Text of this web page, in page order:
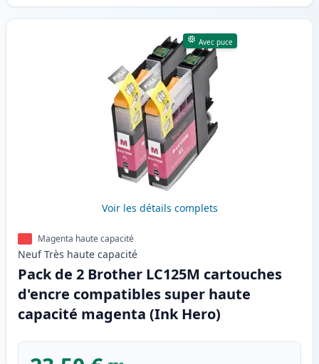
Avec puce
Voir les détails complets
Magenta haute capacité
Neuf Très haute capacité
Pack de 2 Brother LC125M cartouches
d'encre compatibles super haute
capacité magenta (Ink Hero)